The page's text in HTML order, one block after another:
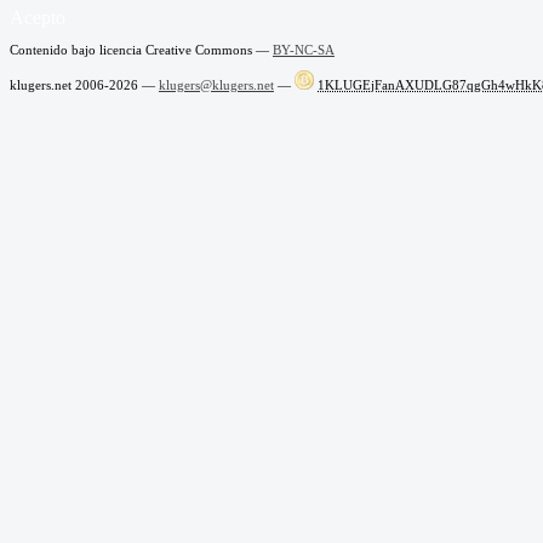
Contenido bajo licencia Creative Commons — BY-NC-SA
klugers.net 2006-2026 — klugers@klugers.net —